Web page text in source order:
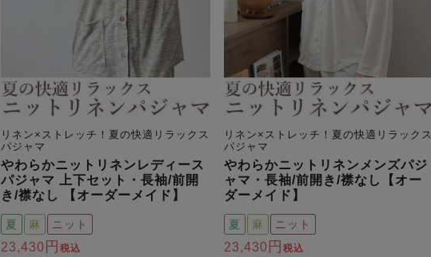
リネン×ストレッチ！夏の快適リラックス
パジャマ
やわらかニットリネンレディース
パジャマ 上下セット・長袖/前開
き/襟なし 【オーダーメイド】
夏 麻 ニット
23,430 税込
リネン×ストレッチ！夏の快適リラックス
パジャマ
やわらかニットリネンメンズパジ
ャマ・長袖/前開き/襟なし【オー
ダーメイド】
夏 麻 ニット
23,430 税込